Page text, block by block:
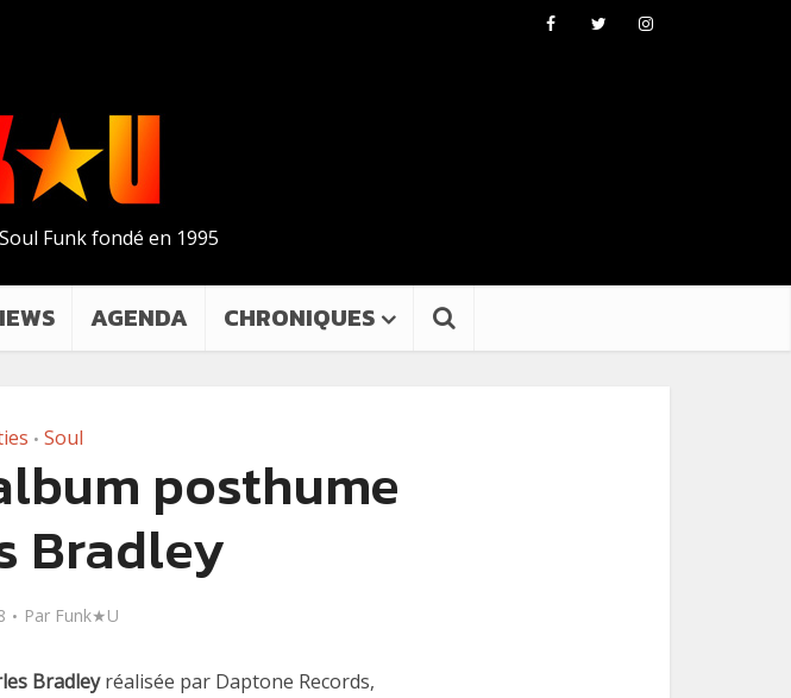
Funk fondé en 1995
AGENDA CHRONIQUES
• Soul
posthume
Bradley
Par Funk★U
Bradleyréalisée par Daptone Records,